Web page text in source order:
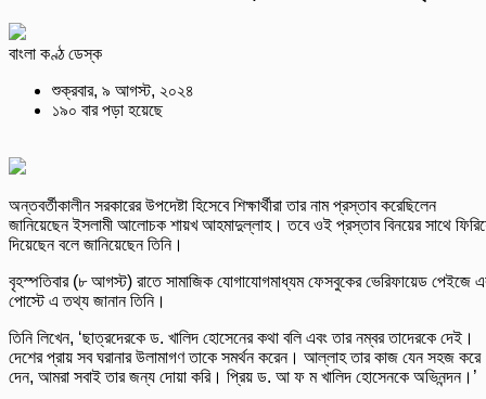
বাংলা কণ্ঠ ডেস্ক
শুক্রবার, ৯ আগস্ট, ২০২৪
১৯০ বার পড়া হয়েছে
অন্তবর্তীকালীন সরকারের উপদেষ্টা হিসেবে শিক্ষার্থীরা তার নাম প্রস্তাব করেছিলেন
জানিয়েছেন ইসলামী আলোচক শায়খ আহমাদুল্লাহ। তবে ওই প্রস্তাব বিনয়ের সাথে
দিয়েছেন বলে জানিয়েছেন তিনি।
বৃহস্পতিবার (৮ আগস্ট) রাতে সামাজিক যোগাযোগমাধ্যম ফেসবুকের ভেরিফায়েড পেইজে
পোস্টে এ তথ্য জানান তিনি।
তিনি লিখেন, ‘ছাত্রদেরকে ড. খালিদ হোসেনের কথা বলি এবং তার নম্বর তাদেরকে দেই।
দেশের প্রায় সব ঘরানার উলামাগণ তাকে সমর্থন করেন। আল্লাহ তার কাজ যেন সহজ করে
দেন, আমরা সবাই তার জন্য দোয়া করি। প্রিয় ড. আ ফ ম খালিদ হোসেনকে অভিনন্দন।’